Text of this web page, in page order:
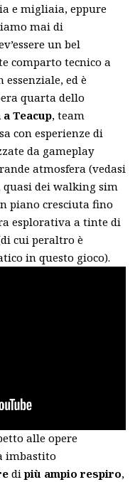
e migliaia, eppure
mai di
un bel
comparto tecnico a
ed è
quarta dello
Teacup, team
con esperienze di
da gameplay
atmosfera (vedasi
quasi dei walking sim
piano cresciuta fino
esplorativa a tinte di
cui peraltro è
in questo gioco).
alle opere
imbastito
dipiù ampio respiro,